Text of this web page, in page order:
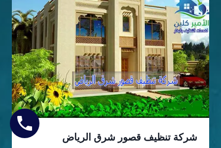
شركة تنظيف قصور شرق الرياض